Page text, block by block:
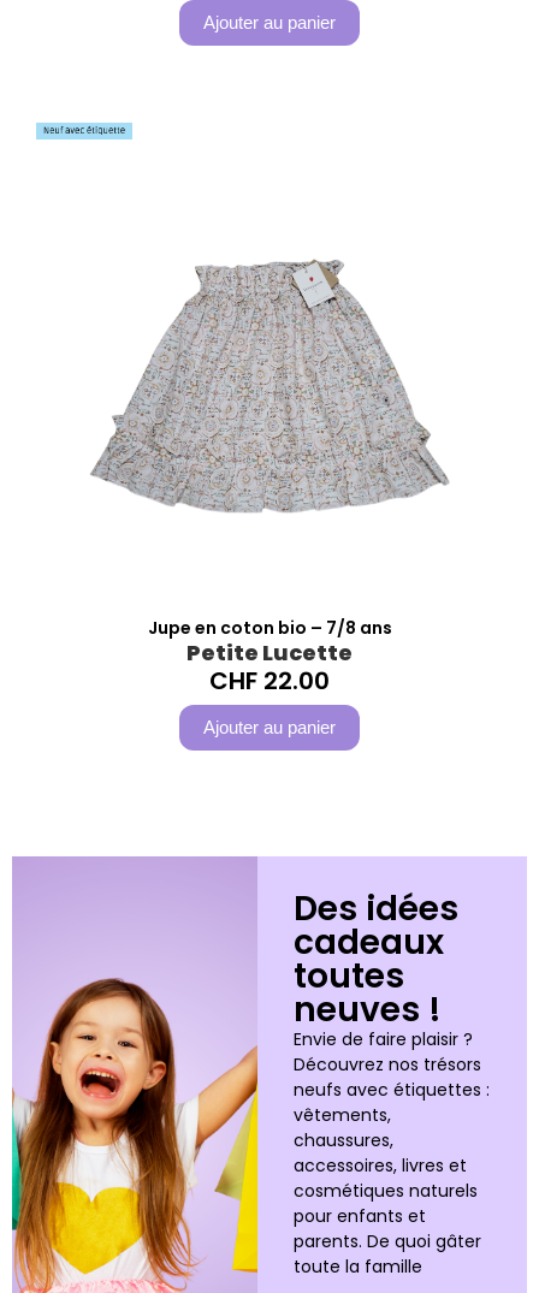
Ajouter au panier
Jupe en coton bio – 7/8 ans
Petite Lucette
CHF 22.00
Ajouter au panier
Des idées
cadeaux
toutes
neuves !
Envie de faire plaisir ?
Découvrez nos trésors
neufs avec étiquettes :
vêtements,
chaussures,
accessoires, livres et
cosmétiques naturels
pour enfants et
parents. De quoi gâter
toute la famille